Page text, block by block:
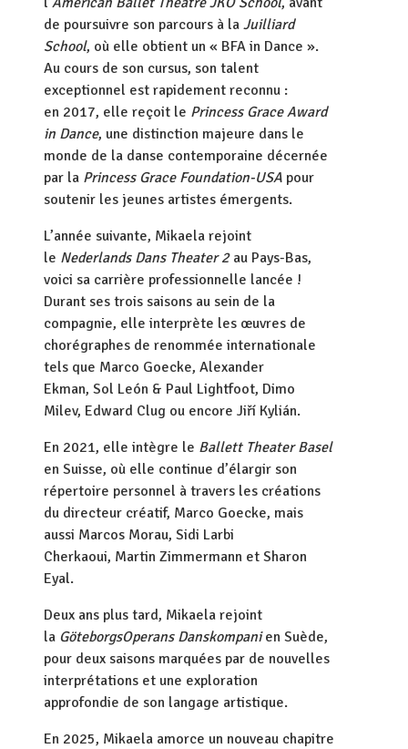
de poursuivre son parcours à la Juilliard
School, où elle obtient un « BFA in Dance ».
Au cours de son cursus, son talent
exceptionnel est rapidement reconnu :
en 2017, elle reçoit le Princess Grace Award
in Dance, une distinction majeure dans le
monde de la danse contemporaine décernée
par la Princess Grace Foundation-USA pour
soutenir les jeunes artistes émergents.
L’année suivante, Mikaela rejoint
le Nederlands Dans Theater 2au Pays-Bas,
voici sa carrière professionnelle lancée !
Durant ses trois saisons au sein de la
compagnie, elle interprète les œuvres de
chorégraphes de renommée internationale
tels que Marco Goecke, Alexander
Ekman, Sol León & Paul Lightfoot, Dimo
Milev, Edward Clug ou encore Jiří Kylián.
En 2021, elle intègre le Ballett Theater Basel
en Suisse, où elle continue d’élargir son
répertoire personnel à travers les créations
du directeur créatif, Marco Goecke, mais
aussi Marcos Morau, Sidi Larbi
Cherkaoui, Martin Zimmermann et Sharon
Eyal.
Deux ans plus tard, Mikaela rejoint
la GöteborgsOperans Danskompanien Suède,
pour deux saisons marquées par de nouvelles
interprétations et une exploration
approfondie de son langage artistique.
En 2025, Mikaela amorce un nouveau chapitre